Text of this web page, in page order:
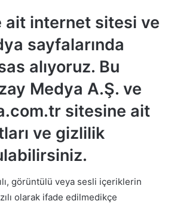
ait internet sitesi ve
sayfalarında
alıyoruz. Bu
Medya A.Ş. ve
sitesine ait
ve gizlilik
görüntülü veya sesli içeriklerin
olarak ifade edilmedikçe